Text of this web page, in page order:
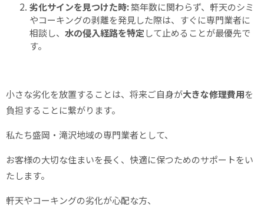
劣化サインを見つけた時:築年数に関わらず、軒天のシミ
やコーキングの剥離を発見した際は、すぐに専門業者に
相談し、 水の侵入経路を特定して止めることが最優先で
す。
小さな劣化を放置することは、将来ご自身が大きな修理費用を
負担することに繋がります。
私たち盛岡・滝沢地域の専門業者として、
お客様の大切な住まいを長く、快適に保つためのサポートをい
たします。
軒天やコーキングの劣化が心配な方、